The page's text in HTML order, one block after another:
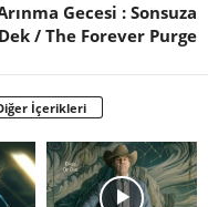
Gecesi : Sonsuza
Dek / The Forever Purge
İçerikleri